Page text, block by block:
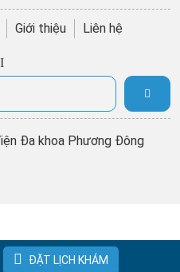
ĐẶT LỊCH KHÁM
Giới thiệu Liên hệ
Đa khoa Phương Đông